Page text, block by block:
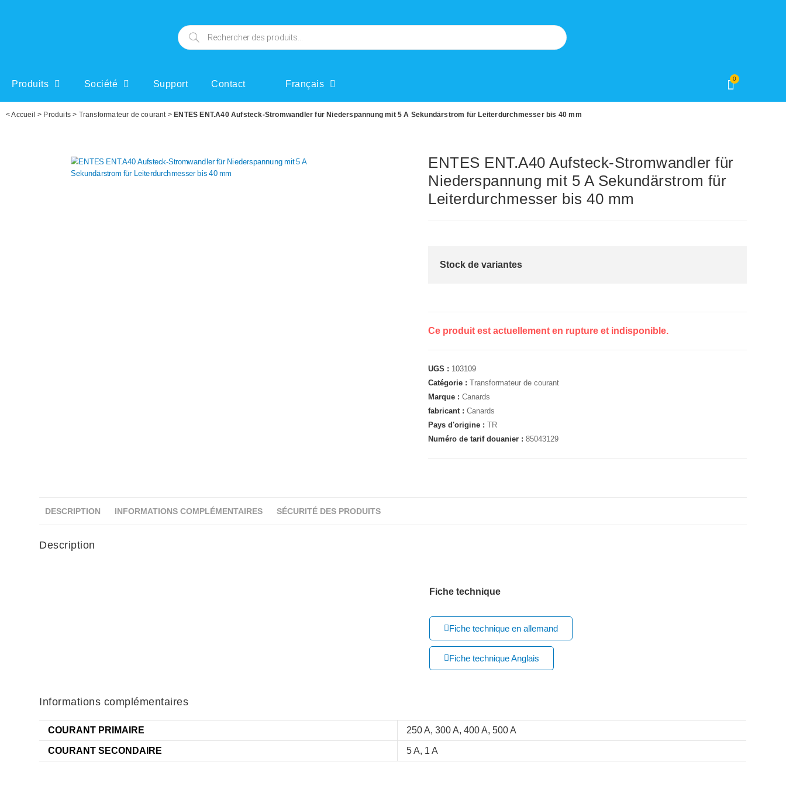
Produits Société Support Contact Français
0
<Accueil > Produits > Transformateur de courant> ENTES ENT.A40 Aufsteck-Stromwandler für Niederspannung mit 5 A Sekundärstrom für Leiterdurchmesser bis 40 mm
ENTES ENT.A40 Aufsteck-Stromwandler für
Niederspannung mit 5 A Sekundärstrom für
Leiterdurchmesser bis 40 mm
Stock de variantes
Ce produit est actuellement en rupture et indisponible.
UGS : 103109
Catégorie :Transformateur de courant
Marque :Canards
fabricant :Canards
Pays d'origine :TR
Numéro de tarif douanier :85043129
DESCRIPTION INFORMATIONS COMPLÉMENTAIRES SÉCURITÉ DES PRODUITS
Description
Fiche technique
Fiche technique en allemand
Fiche technique Anglais
Informations complémentaires
COURANT PRIMAIRE 250 A, 300 A, 400 A, 500 A
COURANT SECONDAIRE 5 A, 1 A